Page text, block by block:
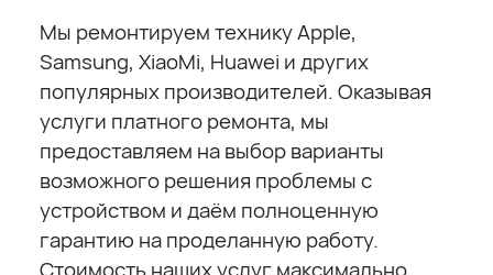
Мы ремонтируем технику Apple,
Samsung, XiaoMi, Huawei и других
популярных производителей. Оказывая
услуги платного ремонта, мы
предоставляем на выбор варианты
возможного решения проблемы с
устройством и даём полноценную
гарантию на проделанную работу.